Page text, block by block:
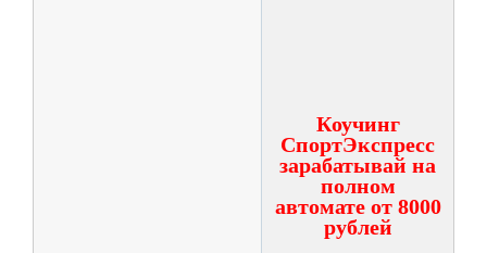
Коучинг
СпортЭкспресс
зарабатывай на
полном
автомате от 8000
рублей